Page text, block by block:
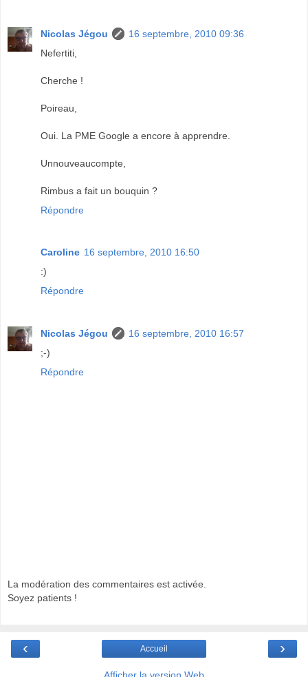
Nicolas Jégou
16 septembre, 2010 09:36
Nefertiti,
Cherche !
Poireau,
Oui. La PME Google a encore à apprendre.
Unnouveaucompte,
Rimbus a fait un bouquin ?
Répondre
Caroline 16 septembre, 2010 16:50
:)
Répondre
Nicolas Jégou
16 septembre, 2010 16:57
;-)
Répondre
La modération des commentaires est activée.
Soyez patients !
‹ ›
Accueil